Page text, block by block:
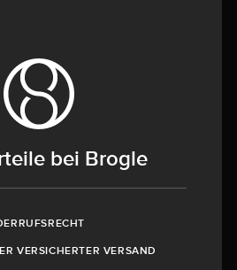
bei Brogle
VERSICHERTER VERSAND